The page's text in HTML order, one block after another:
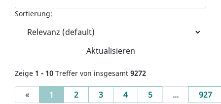
Sortierung:
Aktualisieren
Zeige 1 - 10 Treffer von insgesamt 9272
« 1 (current)
2 3 4 5 ... 927